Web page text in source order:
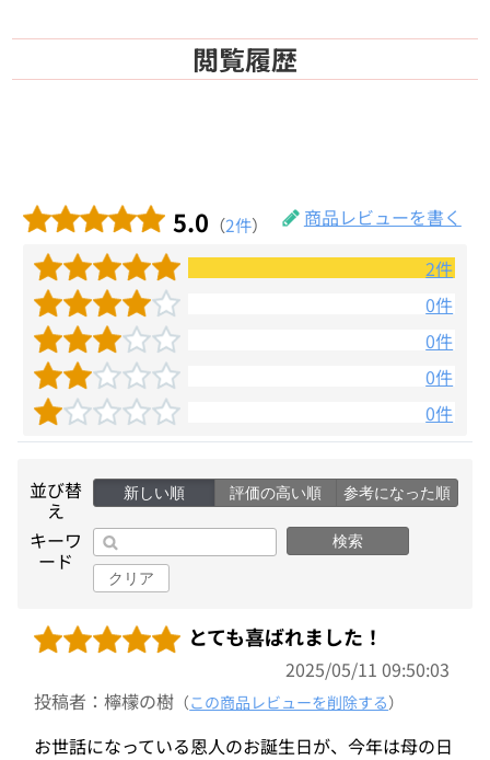
閲覧履歴
5.0 （2件）
商品レビューを書く
2件
0件
0件
0件
0件
並び替
え
新しい順 評価の高い順 参考になった順
キーワ
ード
検索
クリア
とても喜ばれました！
2025/05/11 09:50:03
投稿者：檸檬の樹 （この商品レビューを削除する）
お世話になっている恩人のお誕生日が、今年は母の日